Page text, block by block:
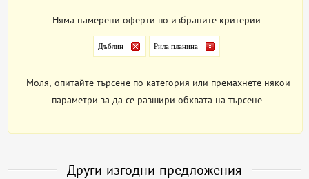
Няма намерени оферти по избраните критерии:
Дъблин Рила планина
Моля, опитайте търсене по категория или премахнете някои
параметри за да се разшири обхвата на търсене.
Други изгодни предложения